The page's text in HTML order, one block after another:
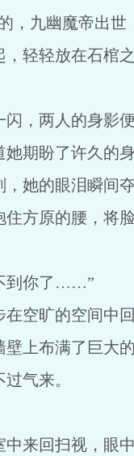
，九幽魔帝出
轻轻放在石棺之
，两人的身影
期盼了许久的身
她的眼泪瞬间夺
方原的腰，将脸
到你了……”
空旷的空间中
上布满了巨大
气来。
来回扫视，眼